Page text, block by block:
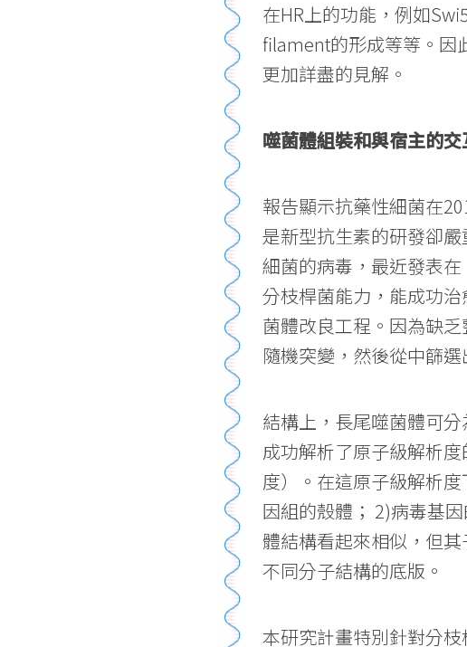
在HR上的功能，例如
filament的形成等等。因
更加詳盡的見解。
噬菌體組裝和與宿主的交
報告顯示抗藥性細菌在
是新型抗生素的研發卻
細菌的病毒，最近發表
分枝桿菌能力，能成功
菌體改良工程。因為缺
隨機突變，然後從中篩
結構上，長尾噬菌體可
成功解析了原子級解析
度）。在這原子級解析
因組的殼體； 2)病毒基
體結構看起來相似，但
不同分子結構的底版。
本研究計畫特別針對分